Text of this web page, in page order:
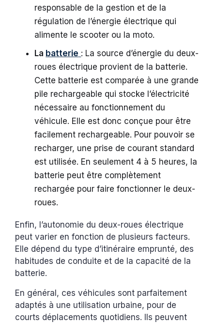
responsable de la gestion et de la
régulation de l’énergie électrique qui
alimente le scooter ou la moto.
La batterie : La source d’énergie du deux-
roues électrique provient de la batterie.
Cette batterie est comparée à une grande
pile rechargeable qui stocke l’électricité
nécessaire au fonctionnement du
véhicule. Elle est donc conçue pour être
facilement rechargeable. Pour pouvoir se
recharger, une prise de courant standard
est utilisée. En seulement 4 à 5 heures, la
batterie peut être complètement
rechargée pour faire fonctionner le deux-
roues.
Enfin, l’autonomie du deux-roues électrique
peut varier en fonction de plusieurs facteurs.
Elle dépend du type d’itinéraire emprunté, des
habitudes de conduite et de la capacité de la
batterie.
En général, ces véhicules sont parfaitement
adaptés à une utilisation urbaine, pour de
courts déplacements quotidiens. Ils peuvent